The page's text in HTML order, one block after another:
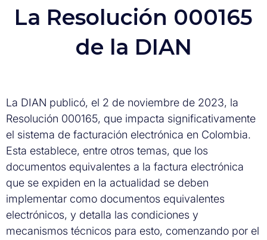
La Resolución 000165
de la DIAN
La DIAN publicó, el 2 de noviembre de 2023, la
Resolución 000165, que impacta significativamente
el sistema de facturación electrónica en Colombia.
Esta establece, entre otros temas, que los
documentos equivalentes a la factura electrónica
que se expiden en la actualidad se deben
implementar como documentos equivalentes
electrónicos, y detalla las condiciones y
mecanismos técnicos para esto, comenzando por el